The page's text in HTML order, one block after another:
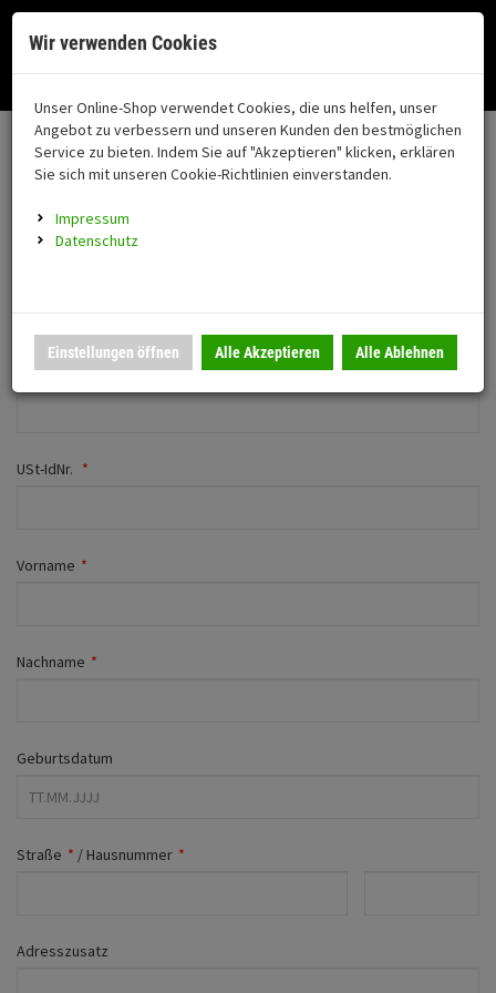
Fahrzeugteile
Alle Kategorien
FAHRZEUGTEILE
Montageständer
Beleuchtung
Neuheiten
coming soon
Anmelden | Registrieren Merkzettel
Ihr Warenkorb ist momentan leer.
Ergebnisse () Fertig
Nutzung unserer Dienste erklären Sie sich damit einverstanden!
Okay Datenschutz
Menü
Motorrad auswählen
Neues Firmenkonto anlegen
Wechseln zu Privatkunde
Persönliche Daten
Herr
Frau
Firmenname *
USt-IdNr. *
Vorname *
Nachname *
Geburtsdatum
Straße * / Hausnummer *
Adresszusatz
Wir verwenden Cookies
Unser Online-Shop verwendet Cookies, die uns helfen, unser
Angebot zu verbessern und unseren Kunden den bestmöglichen
Service zu bieten. Indem Sie auf "Akzeptieren" klicken, erklären
Sie sich mit unseren Cookie-Richtlinien einverstanden.
Impressum
Datenschutz
Einstellungen öffnen Alle Akzeptieren Alle Ablehnen